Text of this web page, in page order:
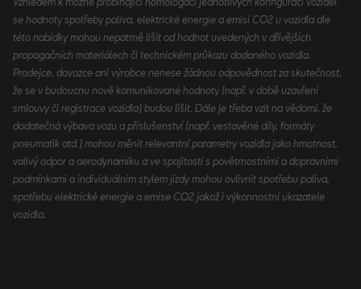
se hodnoty spotřeby paliva, elektrické energie a emisí CO2 u vozidla dle
této nabídky mohou nepatrně lišit od hodnot uvedených v dřívějších
propagačních materiálech či technickém průkazu dodaného vozidla.
Prodejce, dovozce ani výrobce nenese žádnou odpovědnost za skutečnost,
že se v budoucnu nově komunikované hodnoty (např. v době uzavření
smlouvy či registrace vozidla) budou lišit. Dále je třeba vzít na vědomí, že
dodatečná výbava vozu a příslušenství (např. vestavěné díly, formáty
pneumatik atd.) mohou měnit relevantní parametry vozidla jako hmotnost,
valivý odpor a aerodynamiku a ve spojitosti s povětrnostními a dopravními
podmínkami a individuálním stylem jízdy mohou ovlivnit spotřebu paliva,
spotřebu elektrické energie a emise CO2 jakož i výkonnostní ukazatele
vozidla.